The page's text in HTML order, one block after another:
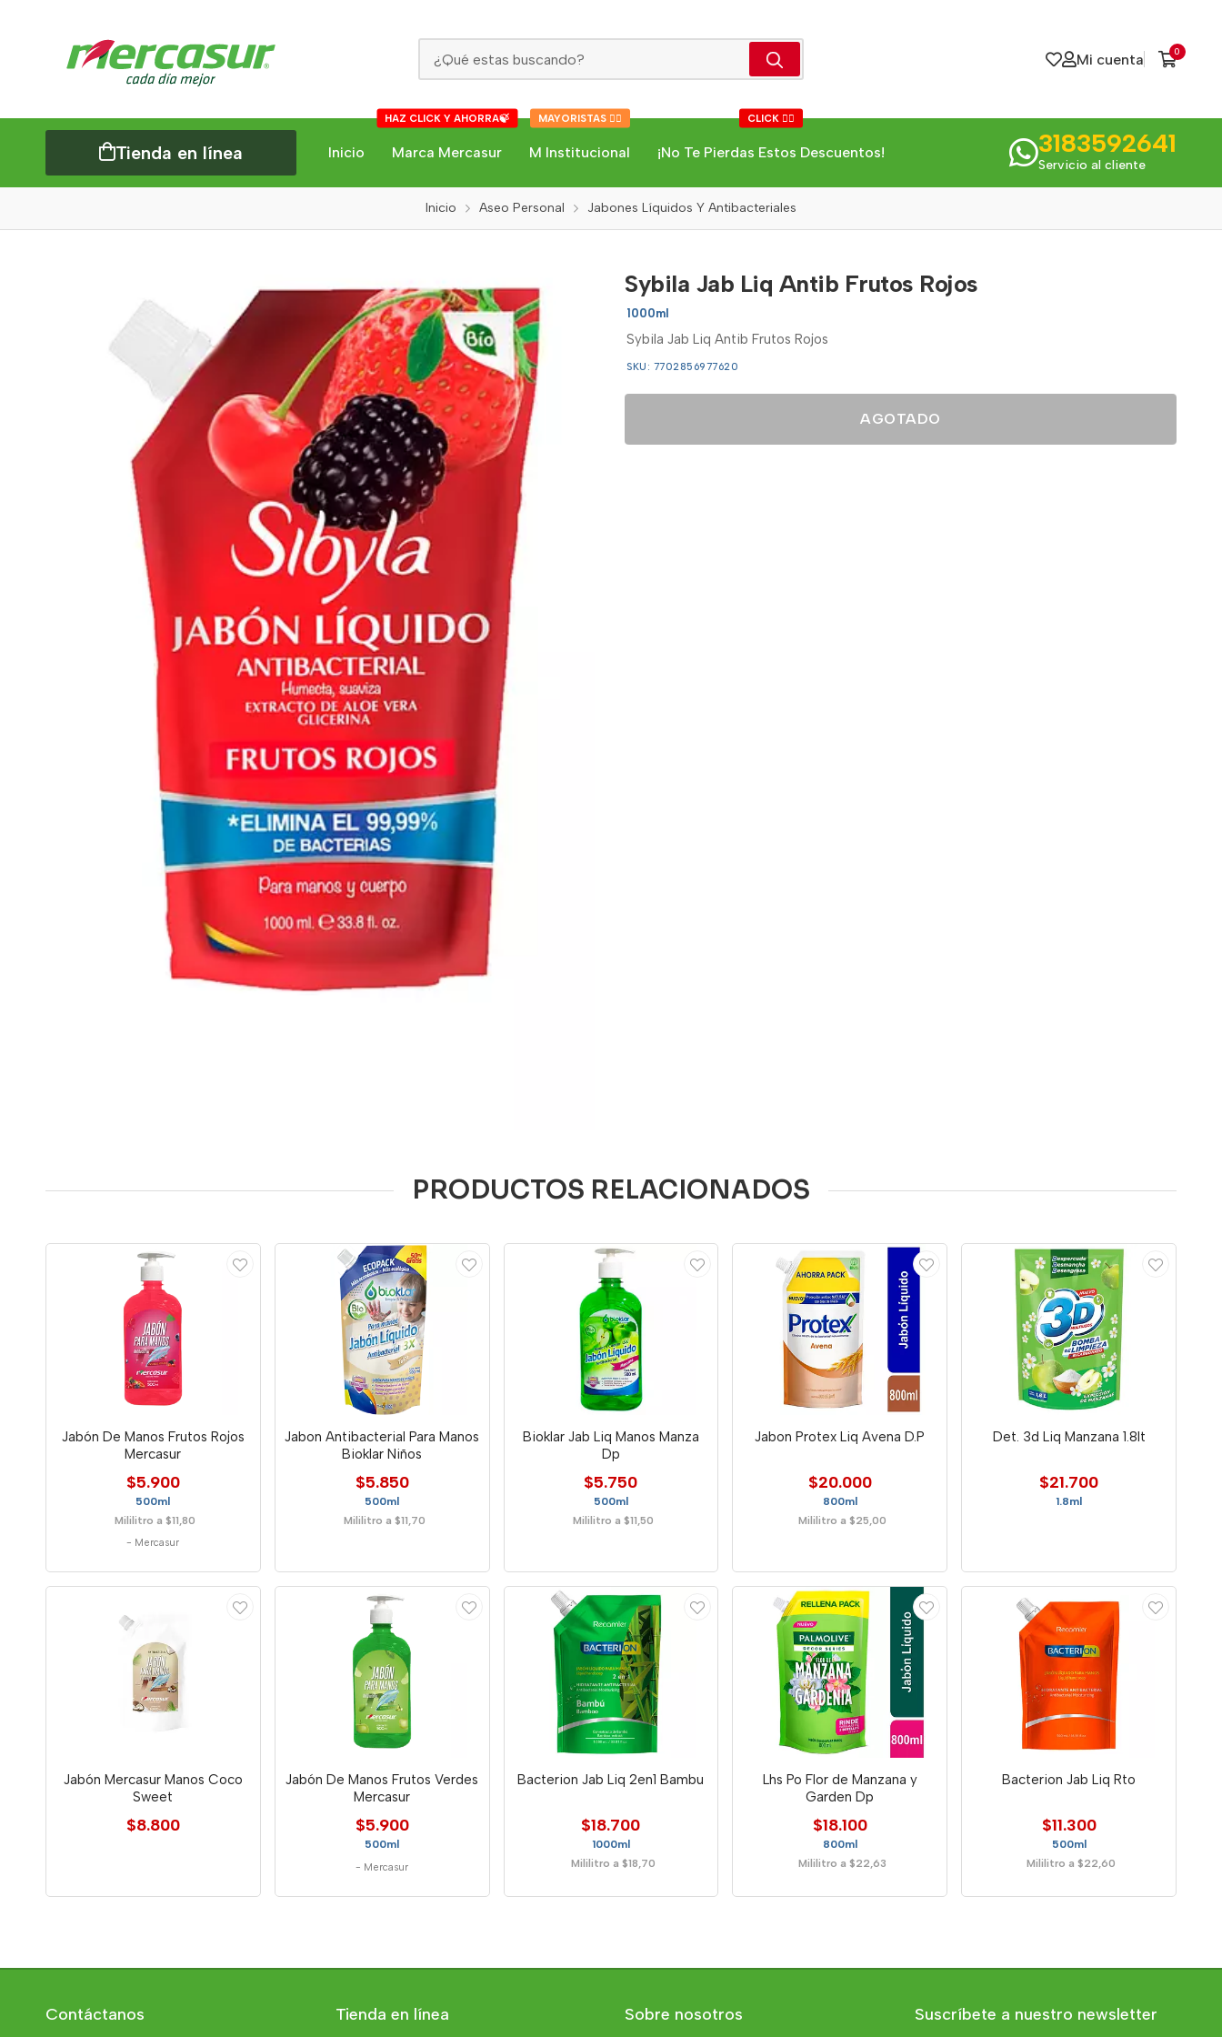
Mi cuenta 0
Tienda en línea Inicio Marca Mercasur
HAZ CLICK Y AHORRA🍃
M Institucional
MAYORISTAS 👇🏻
¡No Te Pierdas Estos Descuentos!
CLICK 👇🏻
3183592641
Servicio al cliente
Inicio Aseo Personal Jabones Líquidos Y Antibacteriales
Sybila Jab Liq Antib Frutos Rojos
1000ml
Sybila Jab Liq Antib Frutos Rojos
SKU: 7702856977620
AGOTADO
PRODUCTOS RELACIONADOS
Jabón De Manos Frutos Rojos
Mercasur
$5.900
500ml
Mililitro a $11,80
- Mercasur
Jabon Antibacterial Para Manos
Bioklar Niños
$5.850
500ml
Mililitro a $11,70
Bioklar Jab Liq Manos Manza
Dp
$5.750
500ml
Mililitro a $11,50
Jabon Protex Liq Avena D.P
$20.000
800ml
Mililitro a $25,00
Det. 3d Liq Manzana 1.8lt
$21.700
1.8ml
Jabón Mercasur Manos Coco
Sweet
$8.800
Jabón De Manos Frutos Verdes
Mercasur
$5.900
500ml
- Mercasur
Bacterion Jab Liq 2en1 Bambu
$18.700
1000ml
Mililitro a $18,70
Lhs Po Flor de Manzana y
Garden Dp
$18.100
800ml
Mililitro a $22,63
Bacterion Jab Liq Rto
$11.300
500ml
Mililitro a $22,60
Contáctanos Tienda en línea Sobre nosotros Suscríbete a nuestro newsletter